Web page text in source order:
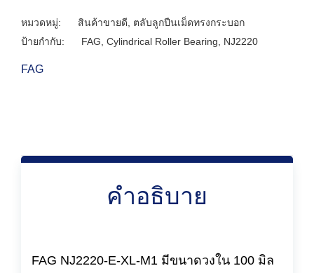
หมวดหมู่: สินค้าขายดี
ตลับลูกปืนเม็ดทรงกระบอก
ป้ายกำกับ:
FAG Cylindrical Roller Bearing NJ2220
FAG
คำอธิบาย
FAG NJ2220-E-XL-M1 มีขนาดวงใน 100 มิล